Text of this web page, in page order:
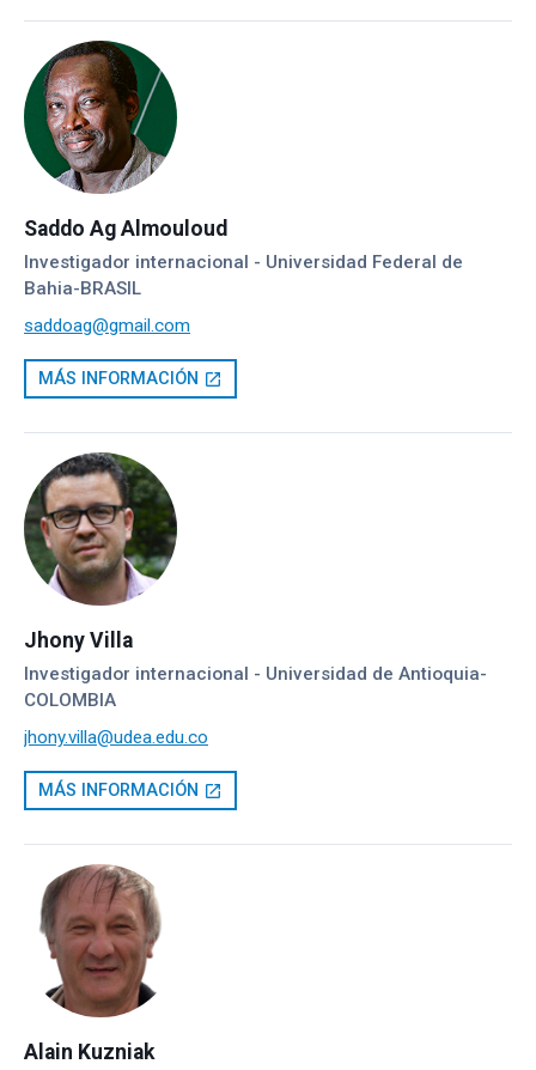
Saddo Ag Almouloud
Investigador internacional - Universidad Federal de
Bahia-BRASIL
saddoag@gmail.com
MÁS INFORMACIÓN open_in_new
Jhony Villa
Investigador internacional - Universidad de Antioquia-
COLOMBIA
jhony.villa@udea.edu.co
MÁS INFORMACIÓN open_in_new
Alain Kuzniak